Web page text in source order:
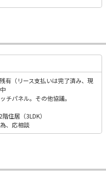
有（リース支払いは完了済み、現
チパネル。その他協議。
住居（3LDK）
、応相談